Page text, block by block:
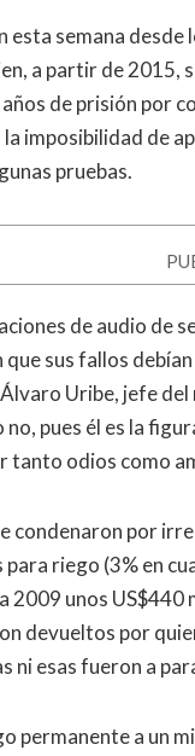
esta semana
a partir de 2015,
de prisión por
imposibilidad de
pruebas.
de audio de
sus fallos
Uribe, jefe
no, pues él es la
tanto odios como
condenaron por
riego (3% en
2009 unos US$440
devueltos por
ni esas fueron a
permanente a un